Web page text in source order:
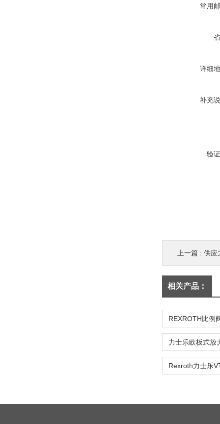
常用
详细
补充
验
上一篇 : 供应
相关产品：